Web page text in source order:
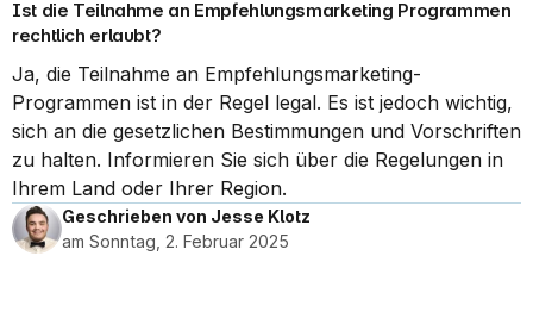
Ist die Teilnahme an Empfehlungsmarketing Programmen
rechtlich erlaubt?
Ja, die Teilnahme an Empfehlungsmarketing-
Programmen ist in der Regel legal. Es ist jedoch wichtig,
sich an die gesetzlichen Bestimmungen und Vorschriften
zu halten. Informieren Sie sich über die Regelungen in
Ihrem Land oder Ihrer Region.
Geschrieben von Jesse Klotz
am Sonntag, 2. Februar 2025